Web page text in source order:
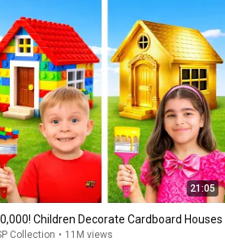
21:05
Children Decorate Cardboard Houses
Collection • 11M views